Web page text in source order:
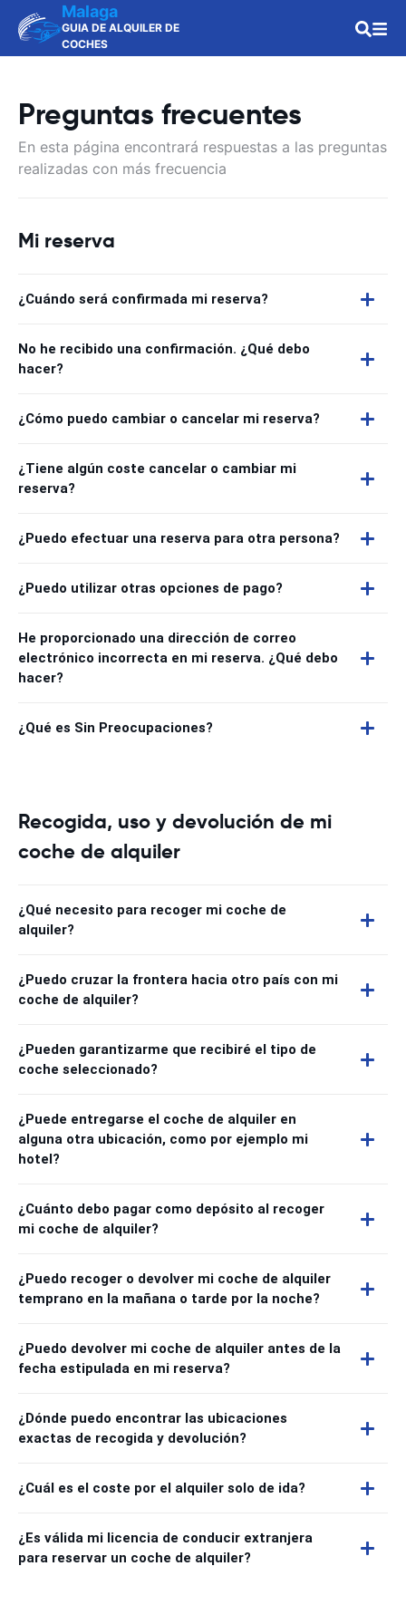
Malaga
GUIA DE ALQUILER DE
COCHES
Preguntas frecuentes
En esta página encontrará respuestas a las preguntas
realizadas con más frecuencia
Mi reserva
¿Cuándo será confirmada mi reserva?
No he recibido una confirmación. ¿Qué debo
hacer?
¿Cómo puedo cambiar o cancelar mi reserva?
¿Tiene algún coste cancelar o cambiar mi
reserva?
¿Puedo efectuar una reserva para otra persona?
¿Puedo utilizar otras opciones de pago?
He proporcionado una dirección de correo
electrónico incorrecta en mi reserva. ¿Qué debo
hacer?
¿Qué es Sin Preocupaciones?
Recogida, uso y devolución de mi
coche de alquiler
¿Qué necesito para recoger mi coche de
alquiler?
¿Puedo cruzar la frontera hacia otro país con mi
coche de alquiler?
¿Pueden garantizarme que recibiré el tipo de
coche seleccionado?
¿Puede entregarse el coche de alquiler en
alguna otra ubicación, como por ejemplo mi
hotel?
¿Cuánto debo pagar como depósito al recoger
mi coche de alquiler?
¿Puedo recoger o devolver mi coche de alquiler
temprano en la mañana o tarde por la noche?
¿Puedo devolver mi coche de alquiler antes de la
fecha estipulada en mi reserva?
¿Dónde puedo encontrar las ubicaciones
exactas de recogida y devolución?
¿Cuál es el coste por el alquiler solo de ida?
¿Es válida mi licencia de conducir extranjera
para reservar un coche de alquiler?